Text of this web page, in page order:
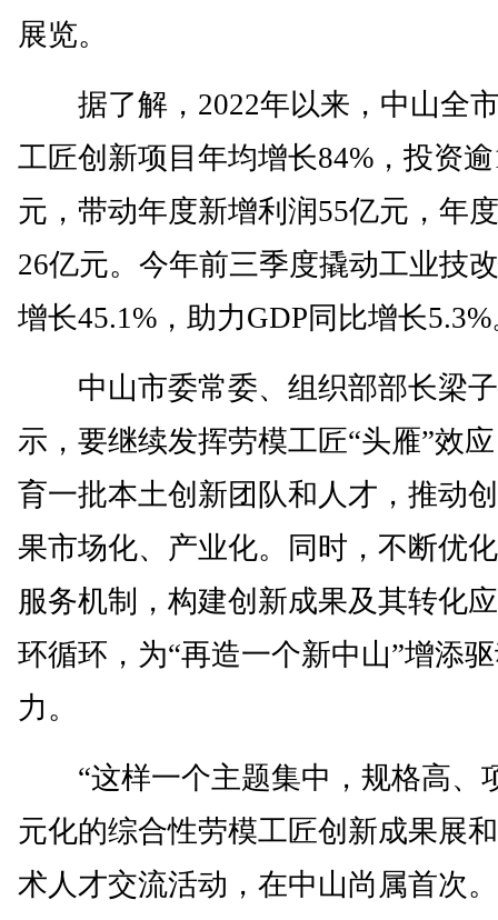
展览。
据了解，2022年以来，中山全
工匠创新项目年均增长84%，投资
元，带动年度新增利润55亿元，年
26亿元。今年前三季度撬动工业技
增长45.1%，助力GDP同比增长
中山市委常委、组织部部长梁
示，要继续发挥劳模工匠“头雁”效
育一批本土创新团队和人才，推动
果市场化、产业化。同时，不断优
服务机制，构建创新成果及其转化
环循环，为“再造一个新中山”增添
力。
“这样一个主题集中，规格高、
元化的综合性劳模工匠创新成果展
术人才交流活动，在中山尚属首次